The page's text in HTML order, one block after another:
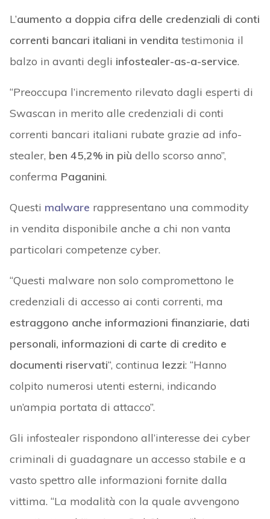
L’aumento a doppia cifra delle credenziali di conti
correnti bancari italiani in vendita testimonia il
balzo in avanti degli infostealer-as-a-service.
“Preoccupa l’incremento rilevato dagli esperti di
Swascan in merito alle credenziali di conti
correnti bancari italiani rubate grazie ad info-
stealer, ben 45,2% in più dello scorso anno”,
conferma Paganini.
Questi malware rappresentano una commodity
in vendita disponibile anche a chi non vanta
particolari competenze cyber.
“Questi malware non solo compromettono le
credenziali di accesso ai conti correnti, ma
estraggono anche informazioni finanziarie, dati
personali, informazioni di carte di credito e
documenti riservati“, continua Iezzi: “Hanno
colpito numerosi utenti esterni, indicando
un’ampia portata di attacco”.
Gli infostealer rispondono all’interesse dei cyber
criminali di guadagnare un accesso stabile e a
vasto spettro alle informazioni fornite dalla
vittima. “La modalità con la quale avvengono